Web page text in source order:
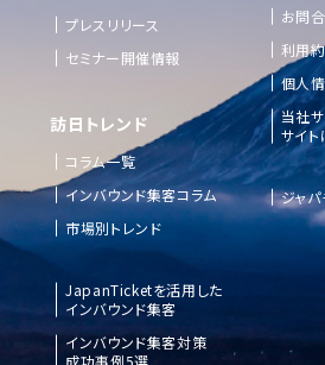
プレスリリース
セミナー開催情報
訪日トレンド
コラム一覧
インバウンド集客コラム
市場別トレンド
JapanTicketを活用した
インバウンド集客
インバウンド集客対策
成功事例5選
お問
利用
個人
当社
サイ
ジャ